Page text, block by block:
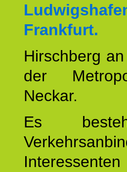
Frankfurt.
Hirschberg
der
Neckar.
Es